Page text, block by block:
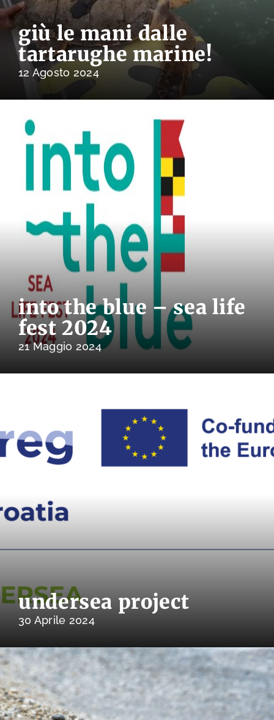
giù le mani dalle
tartarughe marine!
12 Agosto 2024
into the blue – sea life
fest 2024
21 Maggio 2024
undersea project
30 Aprile 2024